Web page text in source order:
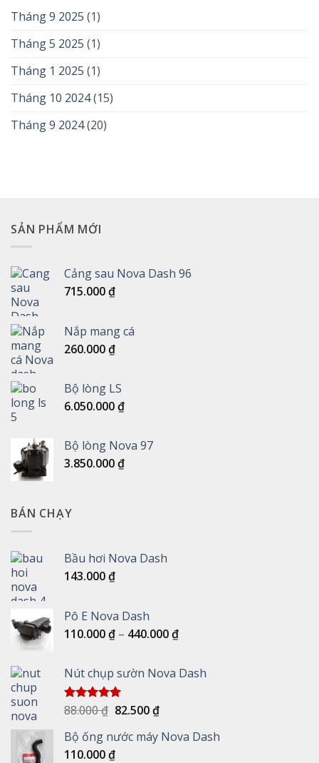
Tháng 9 2025 (1)
Tháng 5 2025 (1)
Tháng 1 2025 (1)
Tháng 10 2024(15)
Tháng 9 2024(20)
SẢN PHẨM MỚI
Cảng sau Nova Dash 96
715.000₫
Nắp mang cá
260.000₫
Bộ lòng LS
6.050.000₫
Bộ lòng Nova 97
3.850.000₫
BÁN CHẠY
Bầu hơi Nova Dash
143.000₫
Pô E Nova Dash
110.000₫ – 440.000₫Khoảng
110.000 ₫
Nút chụp sườn Nova Dash
Được xếp
5.00
5 sao
88.000₫ Giá
là:
88.000 ₫.
82.500₫Giá
tại
Bộ ống nước máy Nova Dash
110.000₫